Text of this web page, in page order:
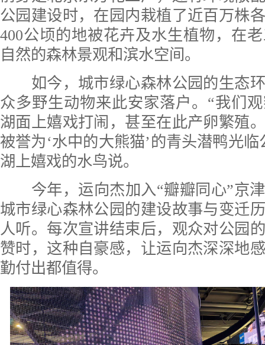
公园建设时，在园内栽植了近百万株
400公顷的地被花卉及水生植物，在
自然的森林景观和滨水空间。
如今，城市绿心森林公园的生态环
众多野生动物来此安家落户。“我们
湖面上嬉戏打闹，甚至在此产卵繁殖
被誉为‘水中的大熊猫’的青头潜鸭光
湖上嬉戏的水鸟说。
今年，运向杰加入“瓣瓣同心”京津
城市绿心森林公园的建设故事与变迁
人听。每次宣讲结束后，观众对公园
赞时，这种自豪感，让运向杰深深地
勤付出都值得。